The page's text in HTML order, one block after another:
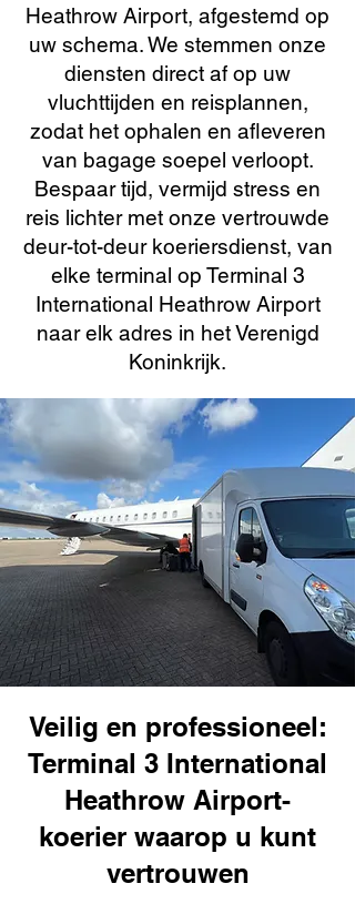
Heathrow Airport, afgestemd op
uw schema. We stemmen onze
diensten direct af op uw
vluchttijden en reisplannen,
zodat het ophalen en afleveren
van bagage soepel verloopt.
Bespaar tijd, vermijd stress en
reis lichter met onze vertrouwde
deur-tot-deur koeriersdienst, van
elke terminal op Terminal 3
International Heathrow Airport
naar elk adres in het Verenigd
Koninkrijk.
Veilig en professioneel:
Terminal 3 International
Heathrow Airport-
koerier waarop u kunt
vertrouwen